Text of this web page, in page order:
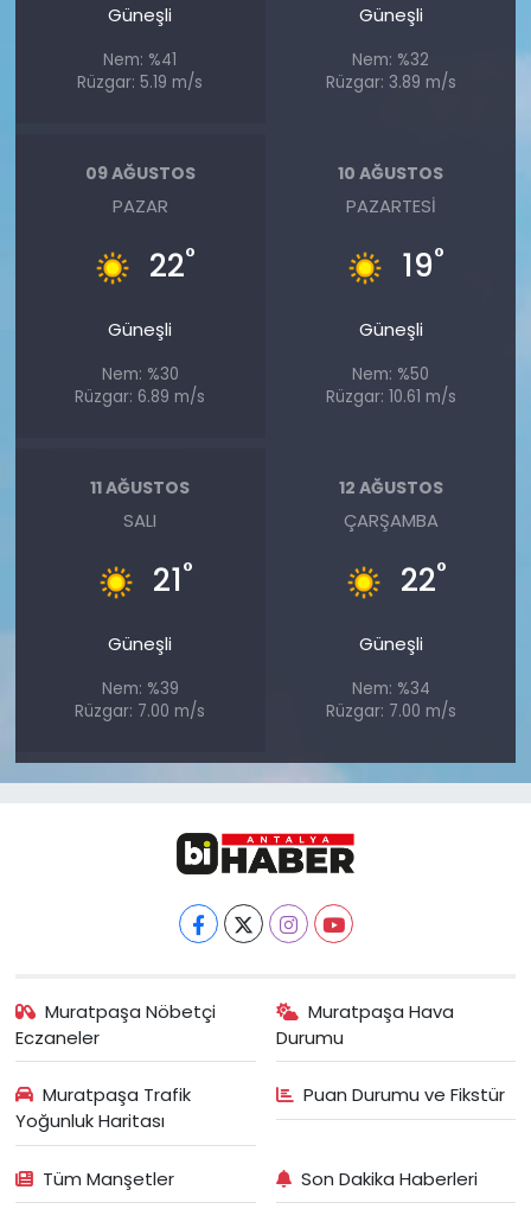
Güneşli
Nem: %41
Rüzgar: 5.19 m/s
Güneşli
Nem: %32
Rüzgar: 3.89 m/s
09 AĞUSTOS
PAZAR
22°
Güneşli
Nem: %30
Rüzgar: 6.89 m/s
10 AĞUSTOS
PAZARTESI
19°
Güneşli
Nem: %50
Rüzgar: 10.61 m/s
11 AĞUSTOS
SALI
21°
Güneşli
Nem: %39
Rüzgar: 7.00 m/s
12 AĞUSTOS
ÇARŞAMBA
22°
Güneşli
Nem: %34
Rüzgar: 7.00 m/s
Muratpaşa Nöbetçi
Eczaneler
Muratpaşa Hava
Durumu
Muratpaşa Trafik
Yoğunluk Haritası
Puan Durumu ve Fikstür
Tüm Manşetler Son Dakika Haberleri